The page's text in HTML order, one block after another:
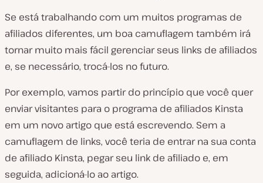
Se está trabalhando com um muitos programas de
afiliados diferentes, um boa camuflagem também irá
tornar muito mais fácil gerenciar seus links de afiliados
e, se necessário, trocá-los no futuro.
Por exemplo, vamos partir do princípio que você quer
enviar visitantes para o programa de afiliados Kinsta
em um novo artigo que está escrevendo. Sem a
camuflagem de links, você teria de entrar na sua conta
de afiliado Kinsta, pegar seu link de afiliado e, em
seguida, adicioná-lo ao artigo.